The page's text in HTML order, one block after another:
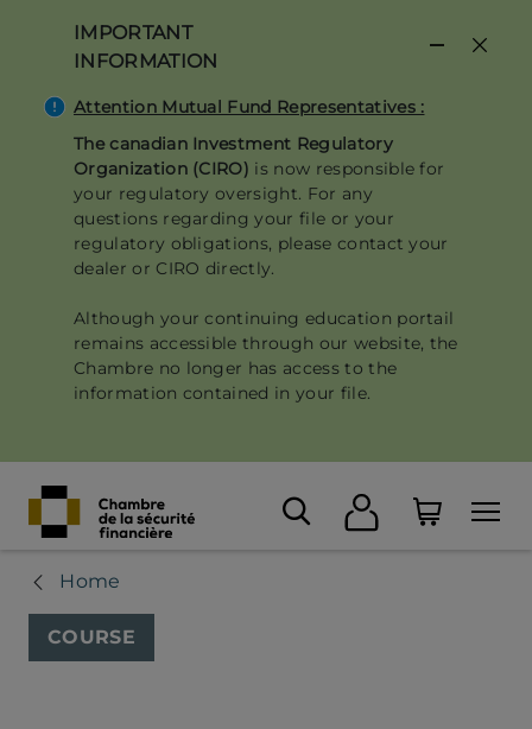
content
IMPORTANT
INFORMATION
Attention Mutual Fund Representatives :
The canadian Investment Regulatory
Organization (CIRO) is now responsible for
your regulatory oversight. For any
questions regarding your file or your
regulatory obligations, please contact your
dealer or CIRO directly.
Although your continuing education portail
remains accessible through our website, the
Chambre no longer has access to the
information contained in your file.
Home
COURSE